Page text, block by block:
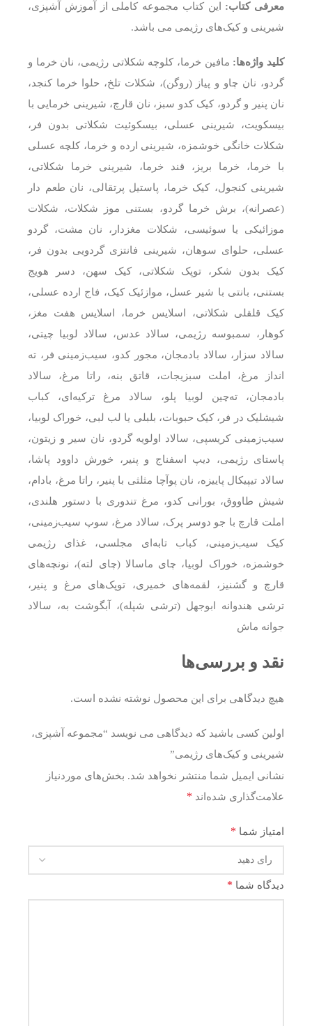
معرفی کتاب: این کتاب مجموعه کاملی از آموزش آشپزی،
شیرینی و کیک‌های رژیمی می باشد.
کلید واژه‌ها: مافین خرما، کلوچه شکلاتی رژیمی، نان خرما و
گردو، نان چاو و پیاز (روگن)، شکلات تلخ، حلوا خرما کنجد،
نان پنیر و گردو، کیک کدو سبز، نان قارچ، شیرینی خرمایی با
بیسکویت، شیرینی عسلی، بیسکوئیت شکلاتی بدون فر،
شکلات خانگی خوشمزه، شیرینی ارده و خرما، کلچه عسلی
با خرما، خرما بریز، قند خرما، شیرینی خرما شکلاتی،
شیرینی کنجول، کیک خرما، پاستیل پرتقالی، نان طعم دار
(عصرانه)، برش خرما گردو، بستنی موز شکلات، شکلات
موزائیکی یا سوئیسی، شکلات مغزدار، نان مشت، گردو
عسلی، حلوای سوهان، شیرینی فانتزی گردویی بدون فر،
کیک بدون شکر، توپک شکلاتی، کیک سهن، دسر هویج
بستنی، بانتی با شیر عسل، موازئیک کیک، فاج ارده عسلی،
کیک قلقلی شکلاتی، اسلایس خرما، اسلایس هفت مغز،
کوهار، سمبوسه رژیمی، سالاد عدس، سالاد لوبیا چیتی،
سالاد سزار، سالاد بادمجان، مجور کدو، سیب‌زمینی فر، ته
انداز مرغ، املت سبزیجات، قاتق بنه، راتا مرغ، سالاد
بادمجان، ته‌چین لوبیا پلو، سالاد مرغ ترکیه‌ای، کباب
شیشلیک در فر، کیک حبوبات، بلبلی یا لب لبی، خوراک لوبیا،
سیب‌زمینی کریسپی، سالاد اولویه گردو، نان سیر و زیتون،
پاستای رژیمی، دیپ اسفناج و پنیر، خورش داوود پاشا،
سالاد تیپیکال پاییزه، نان پوآچا مثلثی با پنیر، راتا مرغ، بادام،
شیش طاووق، بورانی کدو، مرغ تندوری با دستور هلندی،
املت قارچ با جو دوسر پرک، سالاد مرغ، سوپ سیب‌زمینی،
کیک سیب‌زمینی، کباب تابه‌ای مجلسی، غذای رژیمی
خوشمزه، خوراک لوبیا، چای ماسالا (چای لته)، نونچه‌های
قارچ و گشنیز، لقمه‌های خمیری، توپک‌های مرغ و پنیر،
ترشی هندوانه ابوجهل (ترشی شپله)، آبگوشت به، سالاد
جوانه ماش
نقد و بررسی‌ها
هیچ دیدگاهی برای این محصول نوشته نشده است.
اولین کسی باشید که دیدگاهی می نویسد “مجموعه آشپزی،
شیرینی و کیک‌های رژیمی”
نشانی ایمیل شما منتشر نخواهد شد. بخش‌های موردنیاز
علامت‌گذاری شده‌اند *
امتیاز شما *
دیدگاه شما *